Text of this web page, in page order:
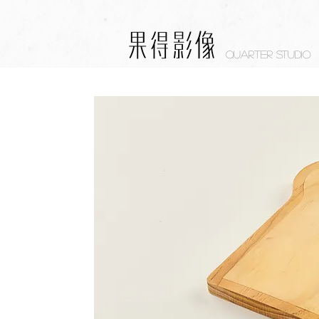
Quarter studio